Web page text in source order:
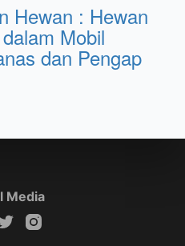
Hewan : Hewan
Mobil
dan Pengap
Media